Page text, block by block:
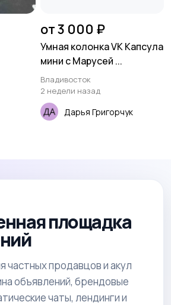
от 3 000 ₽
Умная колонка VK Капсула
мини с Марусей ...
Владивосток
2 недели назад
Дарья Григорчук
площадка
частных продавцов и акул
объявлений, брендовые
чаты, лендинги и